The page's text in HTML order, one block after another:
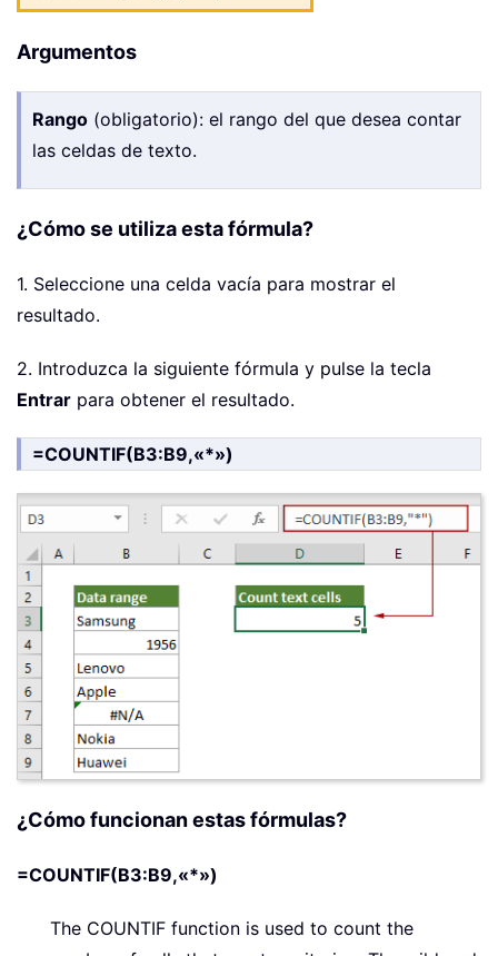
Argumentos
Rango (obligatorio): el rango del que desea contar
las celdas de texto.
¿Cómo se utiliza esta fórmula?
1. Seleccione una celda vacía para mostrar el
resultado.
2. Introduzca la siguiente fórmula y pulse la tecla
Entrar para obtener el resultado.
=COUNTIF(B3:B9,«*»)
¿Cómo funcionan estas fórmulas?
=COUNTIF(B3:B9,«*»)
The COUNTIF function is used to count the